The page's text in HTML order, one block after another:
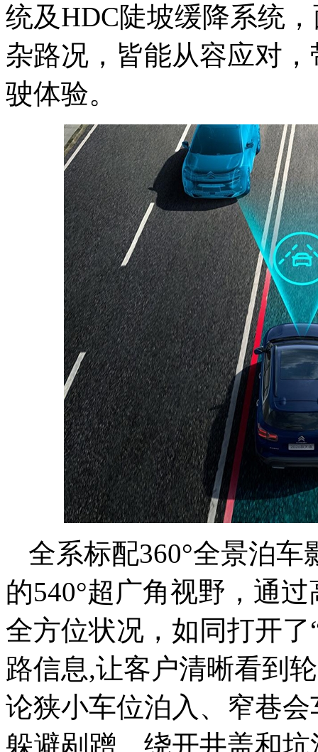
统及HDC陡坡缓降系统
杂路况，皆能从容应对
驶体验。
全系标配360°全景泊车
的540°超广角视野，通
全方位状况，如同打开
路信息,让客户清晰看到
论狭小车位泊入、窄巷
躲避剐蹭、绕开井盖和